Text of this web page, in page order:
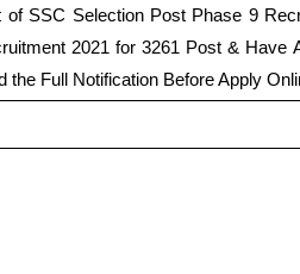
SSC Selection Post Phase 9
2021 for 3261 Post & Have
Full Notification Before Apply